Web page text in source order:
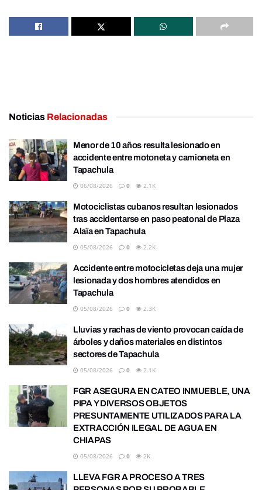
Noticias Relacionadas
Menor de 10 años resulta lesionado en
accidente entre motoneta y camioneta en
Tapachula
06/08/2026 0 2.1K
Motociclistas cubanos resultan lesionados
tras accidentarse en paso peatonal de Plaza
Alaïa en Tapachula
05/08/2026 0 2.2K
Accidente entre motocicletas deja una mujer
lesionada y dos hombres atendidos en
Tapachula
05/08/2026 0 2.3K
Lluvias y rachas de viento provocan caída de
árboles y daños materiales en distintos
sectores de Tapachula
05/08/2026 0 2.1K
FGR ASEGURA EN CATEO INMUEBLE, UNA
PIPA Y DIVERSOS OBJETOS
PRESUNTAMENTE UTILIZADOS PARA LA
EXTRACCIÓN ILEGAL DE AGUA EN
CHIAPAS
05/08/2026 0 2K
LLEVA FGR A PROCESO A TRES